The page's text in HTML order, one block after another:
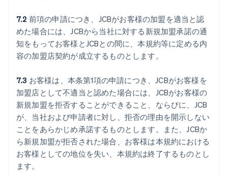
7.2 前項の申請につき、JCBがお客様の加盟を適当と認
めた場合には、JCBから当社に対する新規加盟承諾の通
知をもってお客様とJCBとの間に、本規約等に定める内
容の加盟店契約が成立するものとします。
7.3 お客様は、本条第1項の申請につき、JCBがお客様を
加盟店として不適当と認めた場合には、JCBがお客様の
新規加盟を拒否することができること、ならびに、JCB
が、当社および申請者に対し、拒否の理由を開示しない
ことをあらかじめ承諾するものとします。また、JCBか
ら新規加盟が拒否された場合、お客様は本規約における
お客様としての地位を失い、本規約は終了するものとし
ます。